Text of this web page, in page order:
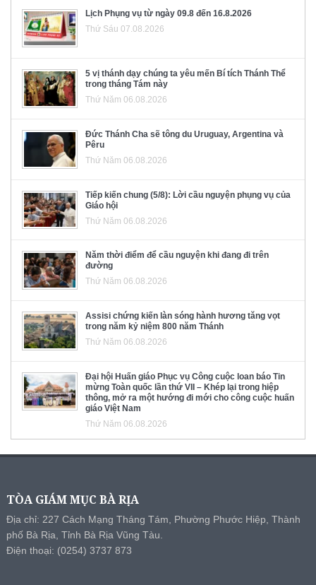
Lịch Phụng vụ từ ngày 09.8 đến 16.8.2026
Thứ Sáu 07.08.2026
5 vị thánh dạy chúng ta yêu mến Bí tích Thánh Thể
trong tháng Tám này
Thứ Năm 06.08.2026
Đức Thánh Cha sẽ tông du Uruguay, Argentina và
Pêru
Thứ Năm 06.08.2026
Tiếp kiến chung (5/8): Lời cầu nguyện phụng vụ của
Giáo hội
Thứ Năm 06.08.2026
Năm thời điểm để cầu nguyện khi đang đi trên
đường
Thứ Năm 06.08.2026
Assisi chứng kiến làn sóng hành hương tăng vọt
trong năm kỷ niệm 800 năm Thánh
Thứ Năm 06.08.2026
Đại hội Huấn giáo Phục vụ Công cuộc loan báo Tin
mừng Toàn quốc lần thứ VII – Khép lại trong hiệp
thông, mở ra một hướng đi mới cho công cuộc huấn
giáo Việt Nam
Thứ Năm 06.08.2026
TÒA GIÁM MỤC BÀ RỊA
Địa chỉ: 227 Cách Mạng Tháng Tám, Phường Phước Hiệp, Thành
phố Bà Rịa, Tỉnh Bà Rịa Vũng Tàu.
Điện thoại: (0254) 3737 873